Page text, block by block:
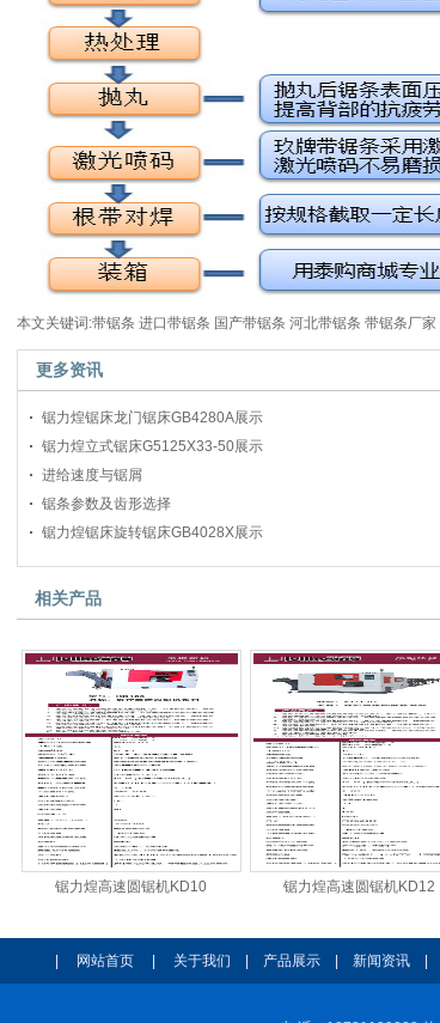
本文关键词:带锯条 进口带锯条 国产带锯条 河北带锯条 带锯条厂
更多资讯
锯力煌锯床龙门锯床GB4280A展示
锯力煌立式锯床G5125X33-50展示
进给速度与锯屑
锯条参数及齿形选择
锯力煌锯床旋转锯床GB4028X展示
相关产品
锯力煌高速圆锯机KD10 锯力煌高速圆锯机KD12
网站首页| 关于我们 产品展示| 新闻资讯|